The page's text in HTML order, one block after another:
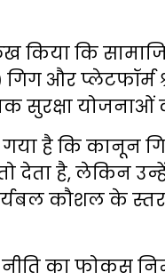
किया कि
और प्लेटफॉर्म
योजनाओं
गया है कि कानून
देता है, लेकिन
कौशल के
का फोकस